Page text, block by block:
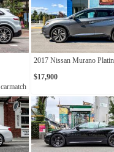
carmatch
2017 Nissan Murano
$17,900